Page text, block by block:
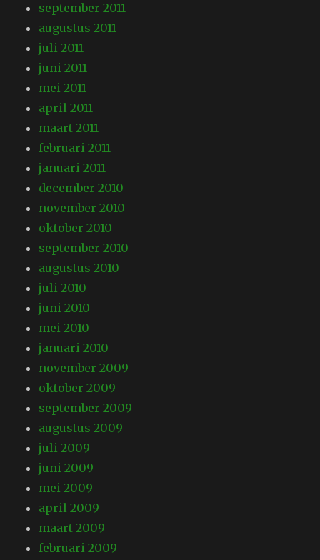
september 2011
augustus 2011
juli 2011
juni 2011
mei 2011
april 2011
maart 2011
februari 2011
januari 2011
december 2010
november 2010
oktober 2010
september 2010
augustus 2010
juli 2010
juni 2010
mei 2010
januari 2010
november 2009
oktober 2009
september 2009
augustus 2009
juli 2009
juni 2009
mei 2009
april 2009
maart 2009
februari 2009